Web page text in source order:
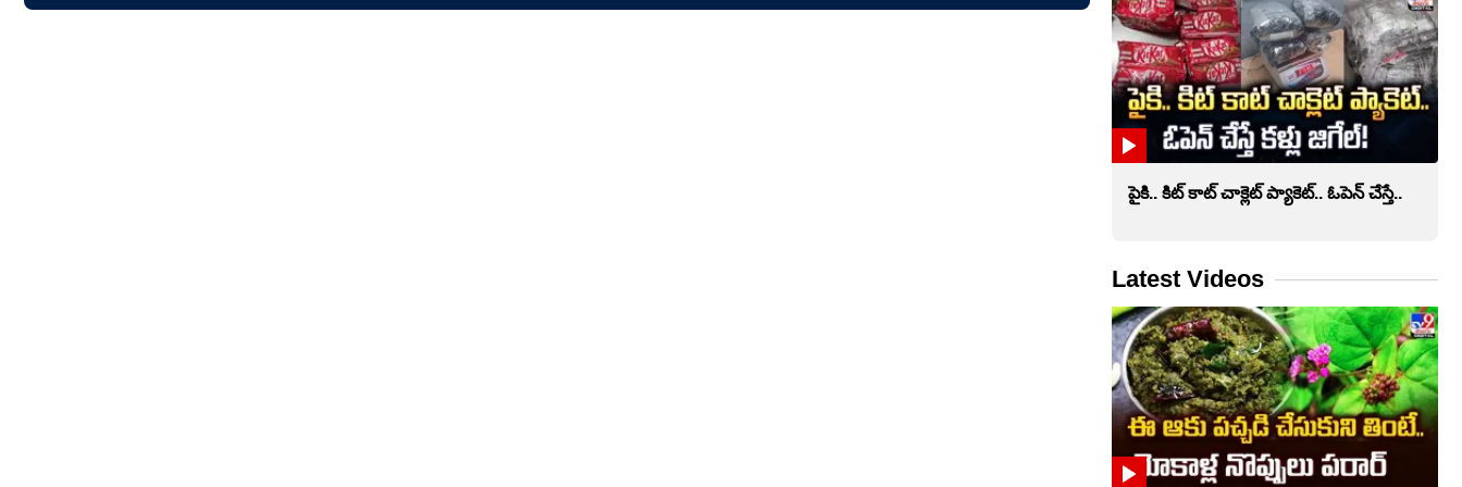
పైకి.. కిట్‌ కాట్‌ చాక్లెట్ ప్యాకెట్‌.. ఓపెన్‌ చేస్తే..
Latest Videos